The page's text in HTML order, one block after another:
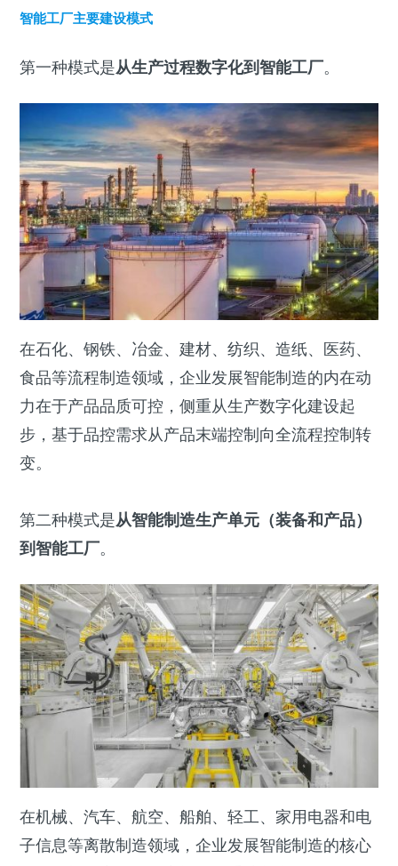
智能工厂主要建设模式
第一种模式是从生产过程数字化到智能工厂。
在石化、钢铁、冶金、建材、纺织、造纸、医药、
食品等流程制造领域，企业发展智能制造的内在动
力在于产品品质可控，侧重从生产数字化建设起
步，基于品控需求从产品末端控制向全流程控制转
变。
第二种模式是从智能制造生产单元（装备和产品）
到智能工厂。
在机械、汽车、航空、船舶、轻工、家用电器和电
子信息等离散制造领域，企业发展智能制造的核心